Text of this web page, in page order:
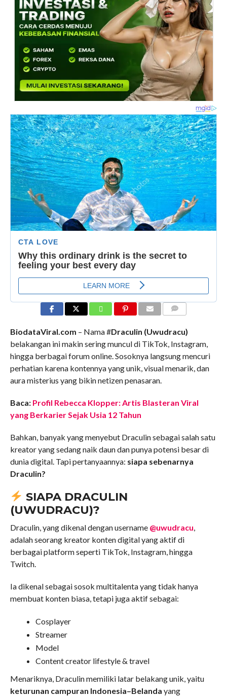
BiodataViral.com – Nama #Draculin (Uwudracu)
belakangan ini makin sering muncul di TikTok, Instagram,
hingga berbagai forum online. Sosoknya langsung mencuri
perhatian karena kontennya yang unik, visual menarik, dan
aura misterius yang bikin netizen penasaran.
Baca: Profil Rebecca Klopper: Artis Blasteran Viral
yang Berkarier Sejak Usia 12 Tahun
Bahkan, banyak yang menyebut Draculin sebagai salah satu
kreator yang sedang naik daun dan punya potensi besar di
dunia digital. Tapi pertanyaannya: siapa sebenarnya
Draculin?
SIAPA DRACULIN
(UWUDRACU)?
Draculin, yang dikenal dengan username @uwudracu,
adalah seorang kreator konten digital yang aktif di
berbagai platform seperti TikTok, Instagram, hingga
Twitch.
Ia dikenal sebagai sosok multitalenta yang tidak hanya
membuat konten biasa, tetapi juga aktif sebagai:
Cosplayer
Streamer
Model
Content creator lifestyle & travel
Menariknya, Draculin memiliki latar belakang unik, yaitu
keturunan campuran Indonesia–Belanda yang